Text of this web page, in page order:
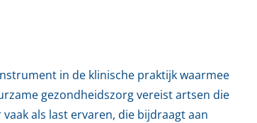
in de klinische praktijk waarmee
gezondheidszorg vereist artsen die
als last ervaren, die bijdraagt aan